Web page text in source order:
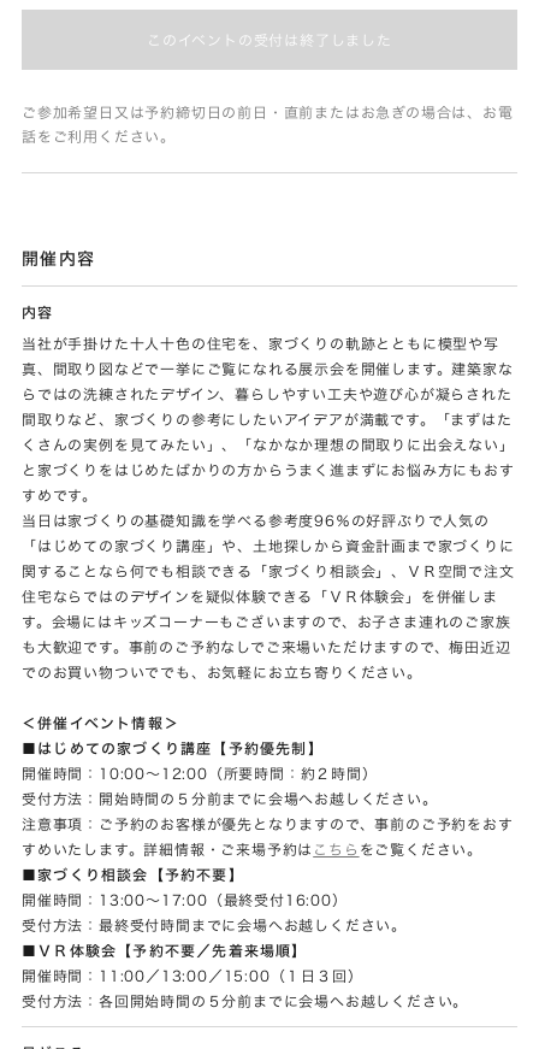
このイベントの受付は終了しました
ご参加希望日又は予約締切日の前日・直前またはお急ぎの場合は、お電
話をご利用ください。
開催内容
内容
当社が手掛けた十人十色の住宅を、家づくりの軌跡とともに模型や写
真、間取り図などで一挙にご覧になれる展示会を開催します。建築家な
らではの洗練されたデザイン、暮らしやすい工夫や遊び心が凝らされた
間取りなど、家づくりの参考にしたいアイデアが満載です。「まずはた
くさんの実例を見てみたい」、「なかなか理想の間取りに出会えない」
と家づくりをはじめたばかりの方からうまく進まずにお悩み方にもおす
すめです。
当日は家づくりの基礎知識を学べる参考度96％の好評ぶりで人気の
「はじめての家づくり講座」や、土地探しから資金計画まで家づくりに
関することなら何でも相談できる「家づくり相談会」、ＶＲ空間で注文
住宅ならではのデザインを疑似体験できる「ＶＲ体験会」を併催しま
す。会場にはキッズコーナーもございますので、お子さま連れのご家族
も大歓迎です。事前のご予約なしでご来場いただけますので、梅田近辺
でのお買い物ついででも、お気軽にお立ち寄りください。
＜併催イベント情報＞
■はじめての家づくり講座【予約優先制】
開催時間：10:00～12:00（所要時間：約２時間）
受付方法：開始時間の５分前までに会場へお越しください。
注意事項：ご予約のお客様が優先となりますので、事前のご予約をおす
すめいたします。詳細情報・ご来場予約は こちら をご覧ください。
■家づくり相談会【予約不要】
開催時間：13:00～17:00（最終受付16:00）
受付方法：最終受付時間までに会場へお越しください。
■ＶＲ体験会【予約不要／先着来場順】
開催時間：11:00／13:00／15:00（１日３回）
受付方法：各回開始時間の５分前までに会場へお越しください。